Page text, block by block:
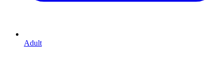
Adult